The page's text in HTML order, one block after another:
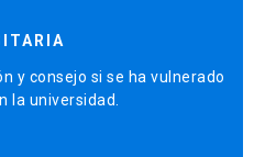
y consejo si se ha vulnerado
la universidad.